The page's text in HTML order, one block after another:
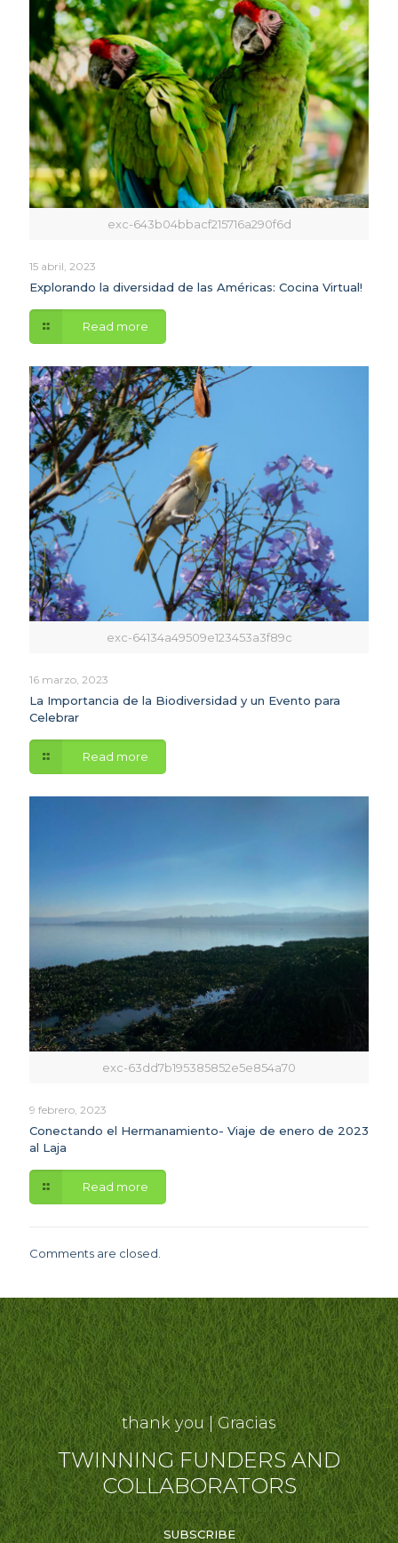
exc-643b04bbacf215716a290f6d
15 abril, 2023
Explorando la diversidad de las Américas: Cocina Virtual!
Read more
exc-64134a49509e123453a3f89c
16 marzo, 2023
La Importancia de la Biodiversidad y un Evento para
Celebrar
Read more
exc-63dd7b195385852e5e854a70
9 febrero, 2023
Conectando el Hermanamiento- Viaje de enero de 2023
al Laja
Read more
Comments are closed.
thank you | Gracias
TWINNING FUNDERS AND
COLLABORATORS
SUBSCRIBE